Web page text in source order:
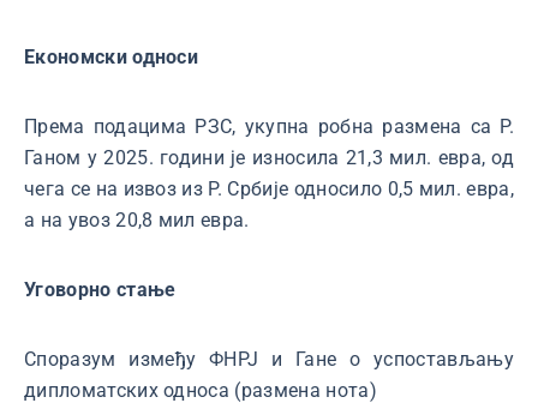
Економски односи
Према подацима РЗС, укупна робна размена са Р.
Ганом у 2025. години је износила 21,3 мил. евра, од
чега се на извоз из Р. Србије односило 0,5 мил. евра,
а на увоз 20,8 мил евра.
Уговорно стање
Споразум између ФНРЈ и Гане о успостављању
дипломатских односа (размена нота)